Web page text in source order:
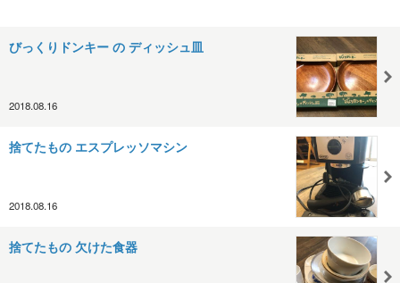
びっくりドンキー の ディッシュ皿
2018.08.16
捨てたもの エスプレッソマシン
2018.08.16
捨てたもの 欠けた食器